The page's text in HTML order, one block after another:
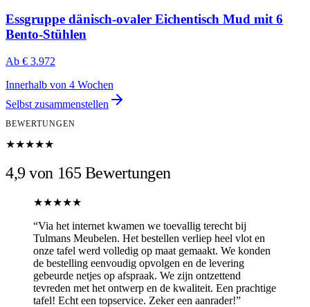
Essgruppe dänisch-ovaler Eichentisch Mud mit 6
Bento-Stühlen
Ab € 3.972
Innerhalb von 4 Wochen
Selbst zusammenstellen
BEWERTUNGEN
★★★★★
4,9 von 165 Bewertungen
★★★★★
“Via het internet kwamen we toevallig terecht bij
Tulmans Meubelen. Het bestellen verliep heel vlot en
onze tafel werd volledig op maat gemaakt. We konden
de bestelling eenvoudig opvolgen en de levering
gebeurde netjes op afspraak. We zijn ontzettend
tevreden met het ontwerp en de kwaliteit. Een prachtige
tafel! Echt een topservice. Zeker een aanrader!”